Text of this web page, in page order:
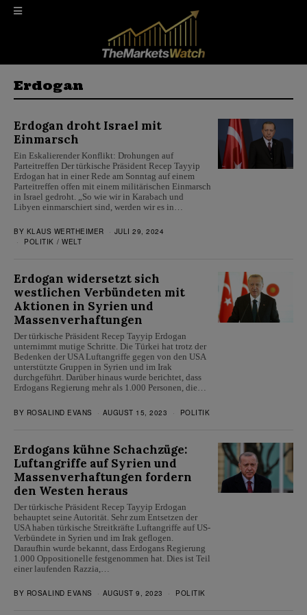
Erdogan
Erdogan droht Israel mit
Einmarsch
Ein Eskalierender Konflikt: Drohungen auf
Parteitreffen Der türkische Präsident Recep Tayyip
Erdogan hat in einer Rede am Sonntag auf einem
Parteitreffen offen mit einem militärischen Einmarsch
in Israel gedroht. „So wie wir in Karabach und
Libyen einmarschiert sind, werden wir es in…
BY KLAUS WERTHEIMER
JULI 29, 2024
POLITIK / WELT
Erdogan widersetzt sich
westlichen Verbündeten mit
Aktionen in Syrien und
Massenverhaftungen
Der türkische Präsident Recep Tayyip Erdogan
unternimmt mutige Schritte. Die Türkei hat trotz der
Bedenken der USA Luftangriffe gegen von den USA
unterstützte Gruppen in Syrien und im Irak
durchgeführt. Darüber hinaus wurde berichtet, dass
Erdogans Regierung mehr als 1.000 Personen, die…
BY ROSALIND EVANS AUGUST 15, 2023 POLITIK
Erdogans kühne Schachzüge:
Luftangriffe auf Syrien und
Massenverhaftungen fordern
den Westen heraus
Der türkische Präsident Recep Tayyip Erdogan
behauptet seine Autorität. Sehr zum Entsetzen der
USA haben türkische Streitkräfte Luftangriffe auf US-
Verbündete in Syrien und im Irak geflogen.
Daraufhin wurde bekannt, dass Erdogans Regierung
1.000 Oppositionelle festgenommen hat. Dies ist Teil
einer laufenden Razzia,…
BY ROSALIND EVANS AUGUST 9, 2023 POLITIK